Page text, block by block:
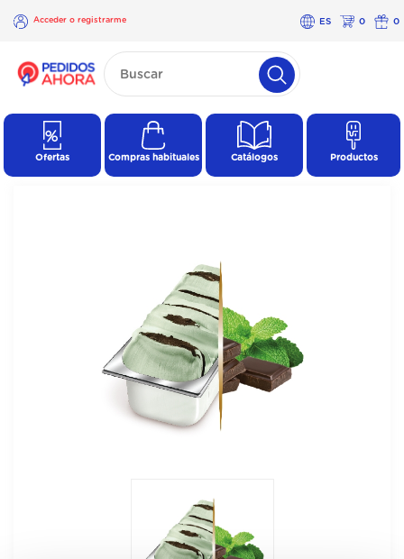
Acceder o registrarme ES 0 0
×
Acceder o
Ofertas Compras habituales Catálogos Productos